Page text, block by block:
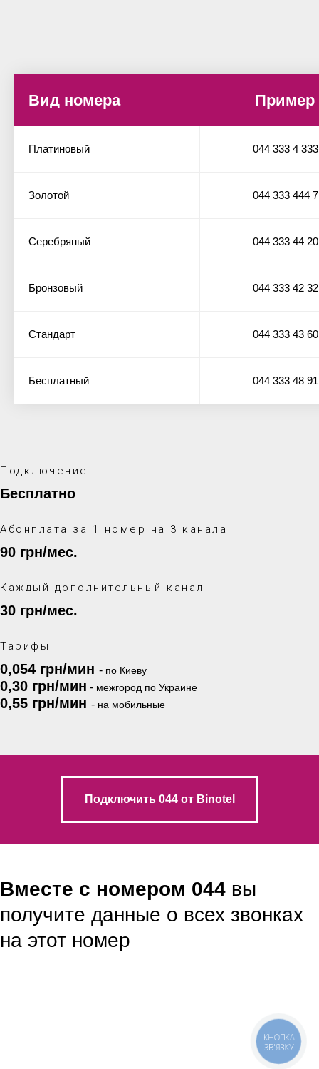
Вид номера Пример
Платиновый 044 333 4 333
Золотой 044 333 444 7
Серебряный 044 333 44 20
Бронзовый 044 333 42 32
Стандарт 044 333 43 60
Бесплатный 044 333 48 91
Подключение
Бесплатно
Абонплата за 1 номер на 3 канала
90 грн/мес.
Каждый дополнительный канал
30 грн/мес.
Тарифы
0,054 грн/мин - по Киеву
0,30 грн/мин - межгород по Украине
0,55 грн/мин - на мобильные
Подключить 044 от Binotel
Вместе с номером 044 вы
получите данные о всех звонках
на этот номер
КНОПКА
ЗВ'ЯЗКУ